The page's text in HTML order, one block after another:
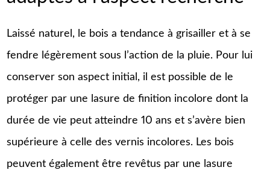
Laissé naturel, le bois a tendance à grisailler et à se
fendre légèrement sous l’action de la pluie. Pour lui
conserver son aspect initial, il est possible de le
protéger par une lasure de finition incolore dont la
durée de vie peut atteindre 10 ans et s’avère bien
supérieure à celle des vernis incolores. Les bois
peuvent également être revêtus par une lasure